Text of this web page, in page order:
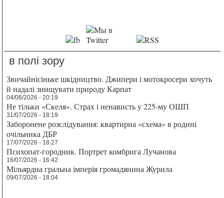
в полі зору
Звичайнісіньке шкідництво. Джипери і мотокросери хочуть
й надалі знищувати природу Карпат
04/08/2026 - 20:19
Не тільки «Скеля». Страх і ненависть у 225-му ОШП
31/07/2026 - 18:19
Заборонене розслідування: квартирна «схема» в родині
очільника ДБР
17/07/2026 - 18:27
Психопат-городник. Портрет комбрига Лучанова
16/07/2026 - 16:42
Мільярдна гральна імперія громадянина Журила
09/07/2026 - 18:04